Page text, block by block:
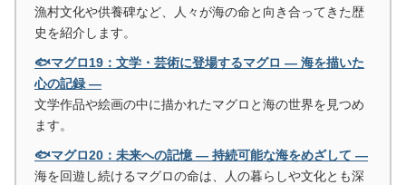
漁村文化や供養碑など、人々が海の命と向き合ってきた歴
史を紹介します。
🐟マグロ19：文学・芸術に登場するマグロ ― 海を描いた
心の記録 ―
文学作品や絵画の中に描かれたマグロと海の世界を見つめ
ます。
🐟マグロ20：未来への記憶 ― 持続可能な海をめざして ―
海を回遊し続けるマグロの命は、人の暮らしや文化とも深